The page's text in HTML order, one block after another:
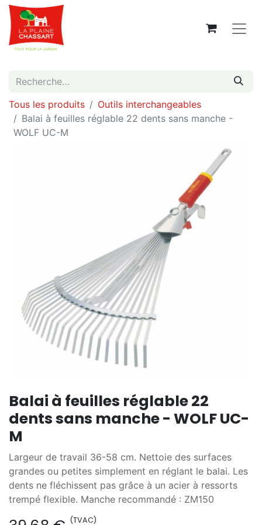
Tous les produits
Outils interchangeables
Balai à feuilles réglable 22 dents sans manche -
WOLF UC-M
Balai à feuilles réglable 22
dents sans manche - WOLF UC-
M
Largeur de travail 36-58 cm. Nettoie des surfaces
grandes ou petites simplement en réglant le balai. Les
dents ne fléchissent pas grâce à un acier à ressorts
trempé flexible. Manche recommandé : ZM150
(TVAC)